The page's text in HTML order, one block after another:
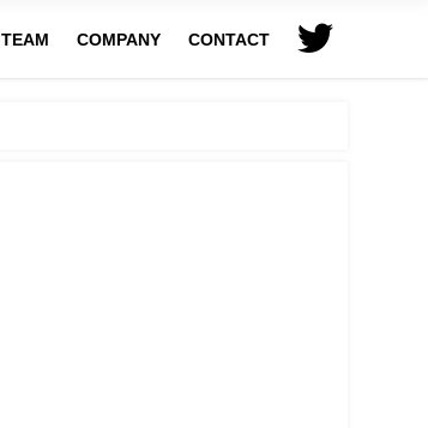
TEAM COMPANY CONTACT